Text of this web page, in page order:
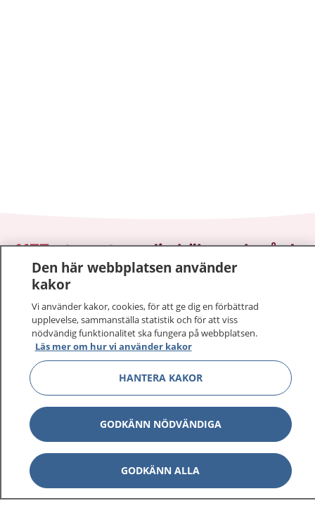
1177–tryggt om din hälsa och vård
På 1177.se får du råd om hälsa och information om
sjukdomar och vilka mottagningar du kan kontakta.
Logga in för att läsa din journal och göra dina
vårdärenden. Ring telefonnummer 1177 för
sjukvårdsrådgivning dygnet runt.
1177 ger dig råd när du vill må bättre.
1177 på flera språk Visa
Om 1177 Visa
Den här webbplatsen använder
kakor
Vi använder kakor, cookies, för att ge dig en förbättrad
upplevelse, sammanställa statistik och för att viss
nödvändig funktionalitet ska fungera på webbplatsen.
Läs mer om hur vi använder kakor
HANTERA KAKOR
GODKÄNN NÖDVÄNDIGA
GODKÄNN ALLA